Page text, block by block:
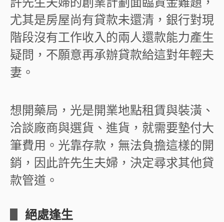
尤其是房屋尚有貸款未還清，銀行對現
階段沒有工作收入的兩人還款能力產生
疑問，不願意再承辦貸款給這對年輕夫
妻。
想開藥局，光是開業地點租賃與裝潢、
洽談廠商與選貨、進貨，就需要墊付大
筆費用。光靠存款，無法負擔這樣的開
銷，因此許先生夫婦，決定尋求其他貸
款管道。
絕處逢生